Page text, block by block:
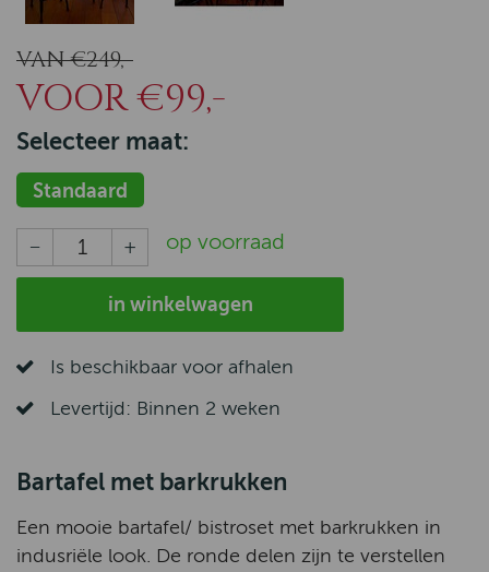
VAN €249,-
VOOR €99,-
Selecteer maat:
Standaard
op voorraad
in winkelwagen
Is beschikbaar voor afhalen
Levertijd: Binnen 2 weken
Bartafel met barkrukken
Een mooie bartafel/ bistroset met barkrukken in
indusriële look. De ronde delen zijn te verstellen